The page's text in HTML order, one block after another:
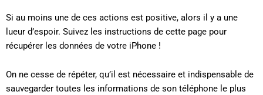
Si au moins une de ces actions est positive, alors il y a une
lueur d’espoir. Suivez les instructions de cette page pour
récupérer les données de votre iPhone !
On ne cesse de répéter, qu’il est nécessaire et indispensable de
sauvegarder toutes les informations de son téléphone le plus